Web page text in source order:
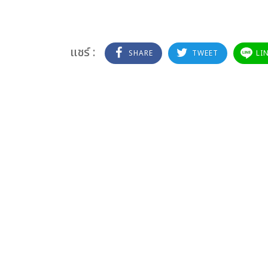
แชร์ : SHARE TWEET